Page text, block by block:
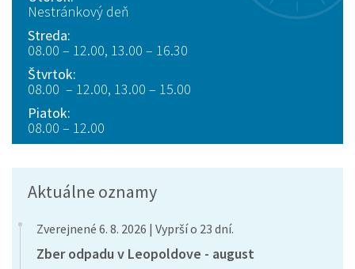
Nestránkový deň
Streda:
08.00 – 12.00, 13.00 – 16.30
Štvrtok:
08.00 – 12.00, 13.00 – 15.00
Piatok:
08.00 – 12.00
Aktuálne oznamy
Zverejnené 6. 8. 2026 | Vyprší o 23 dní.
Zber odpadu v Leopoldove - august